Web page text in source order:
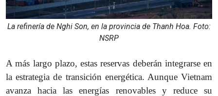
La refinería de Nghi Son, en la provincia de Thanh Hoa. Foto:
NSRP
A más largo plazo, estas reservas deberán integrarse en
la estrategia de transición energética. Aunque Vietnam
avanza hacia las energías renovables y reduce su